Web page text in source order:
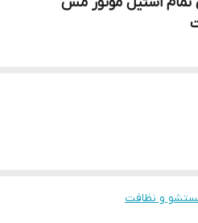
شستشو و نظافت